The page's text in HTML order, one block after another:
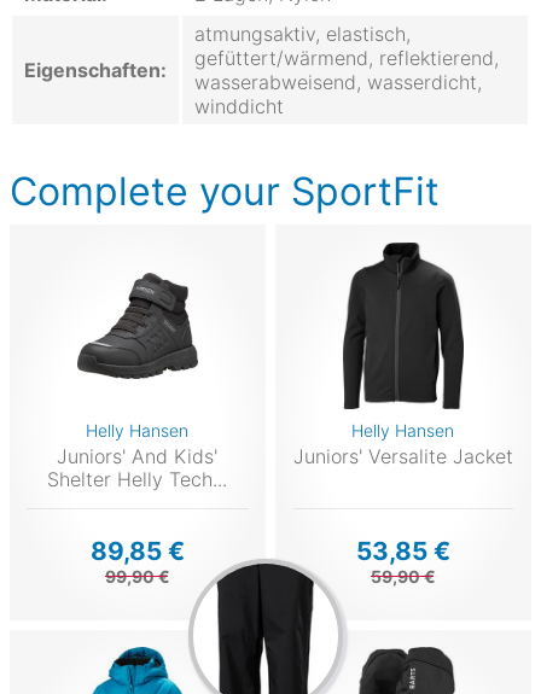
Eigenschaften:
atmungsaktiv, elastisch,
gefüttert/wärmend, reflektierend,
wasserabweisend, wasserdicht,
winddicht
Complete your SportFit
Helly Hansen
Juniors' And Kids'
Shelter Helly Tech...
89,85 €
99,90 €
Helly Hansen
Juniors' Versalite Jacket
53,85 €
59,90 €